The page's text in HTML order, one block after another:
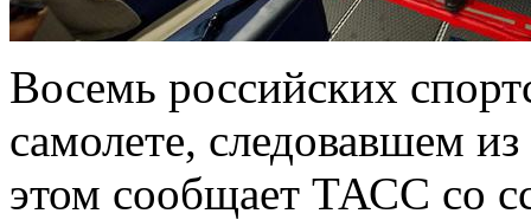
Восемь российских
самолете,
этом сообщает ТАСС со